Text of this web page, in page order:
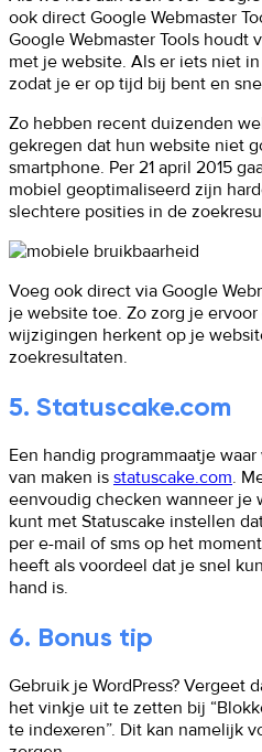
ook direct Google Webmaster
Google Webmaster Tools houdt
met je website. Als er iets niet
zodat je er op tijd bij bent en
Zo hebben recent duizenden
gekregen dat hun website niet
smartphone. Per 21 april 2015
mobiel geoptimaliseerd zijn
slechtere posities in de
Voeg ook direct via Google
je website toe. Zo zorg je
wijzigingen herkent op je
zoekresultaten.
5. Statuscake.com
Een handig programmaatje
van maken is statuscake.com.
eenvoudig checken wanneer je
kunt met Statuscake instellen
per e-mail of sms op het
heeft als voordeel dat je snel
hand is.
6. Bonus tip
Gebruik je WordPress? Vergeet
het vinkje uit te zetten bij
te indexeren”. Dit kan namelijk